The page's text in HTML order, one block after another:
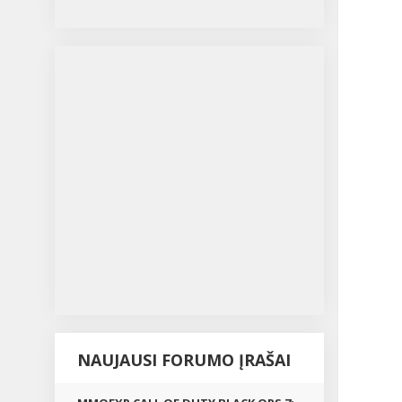
NAUJAUSI FORUMO ĮRAŠAI